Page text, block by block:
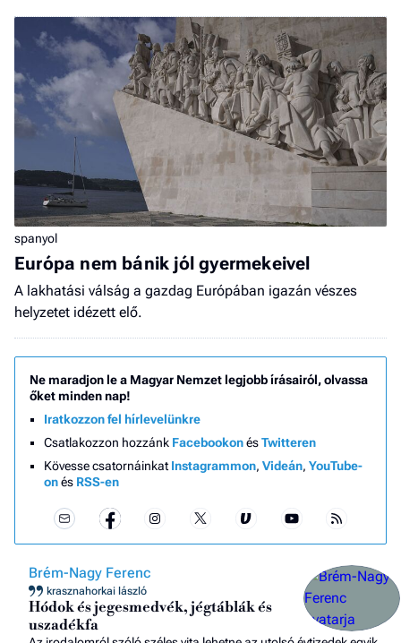
spanyol
Európa nem bánik jól gyermekeivel
A lakhatási válság a gazdag Európában igazán vészes
helyzetet idézett elő.
Ne maradjon le a Magyar Nemzet legjobb írásairól, olvassa
őket minden nap!
Iratkozzon fel hírlevelünkre
Csatlakozzon hozzánk FacebookonésTwitteren
Kövesse csatornáinkat Instagrammon, Videán, YouTube-
onés RSS-en
Brém-Nagy Ferenc
krasznahorkai lászló
Hódok és jegesmedvék, jégtáblák és
uszadékfa